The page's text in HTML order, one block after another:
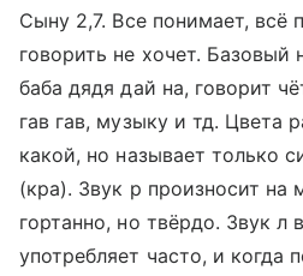
Сыну 2,7. Все понимает, всё
говорить не хочет. Базовый
баба дядя дай на, говорит
гав гав, музыку и тд. Цвета
какой, но называет только
(кра). Звук р произносит на
гортанно, но твёрдо. Звук л
употребляет часто, и когда